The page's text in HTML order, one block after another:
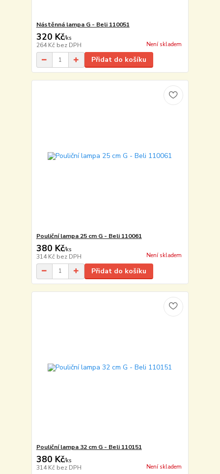
Nástěnná lampa G - Beli 110051
320 Kč/ks
264 Kč bez DPH Není skladem
Přidat do košíku
Pouliční lampa 25 cm G - Beli 110061
380 Kč/ks
314 Kč bez DPH Není skladem
Přidat do košíku
Pouliční lampa 32 cm G - Beli 110151
380 Kč/ks
314 Kč bez DPH Není skladem